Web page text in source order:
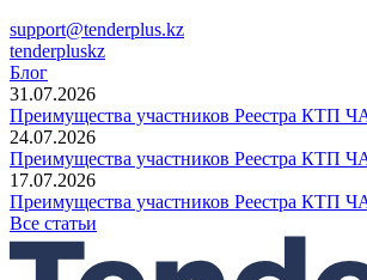
support@tenderplus.kz
tenderpluskz
Блог
31.07.2026
Преимущества участников Реестра КТП
24.07.2026
Преимущества участников Реестра КТП
17.07.2026
Преимущества участников Реестра КТП
Все статьи